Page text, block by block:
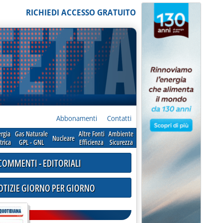
RICHIEDI ACCESSO GRATUITO
Abbonamenti Contatti
Gas Naturale
GPL - GNL
Nucleare Altre Fonti
Efficienza
Ambiente
Sicurezza
- EDITORIALI
GIORNO PER GIORNO